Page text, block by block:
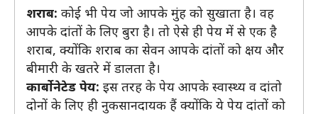
शराब: कोई भी पेय जो आपके मुंह को सुखाता है। वह
आपके दांतों के लिए बुरा है। तो ऐसे ही पेय में से एक है
शराब, क्योंकि शराब का सेवन आपके दांतों को क्षय और
बीमारी के खतरे में डालता है।
कार्बोनेटेड पेय: इस तरह के पेय आपके स्वास्थ्य व दांतो
दोनों के लिए ही नुकसानदायक हैं क्योंकि ये पेय दांतों को